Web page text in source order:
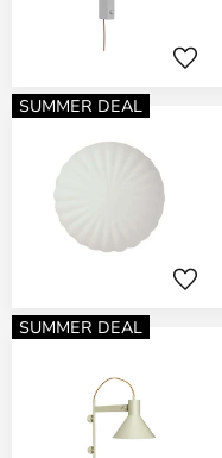
SUMMER DEAL
SUMMER DEAL